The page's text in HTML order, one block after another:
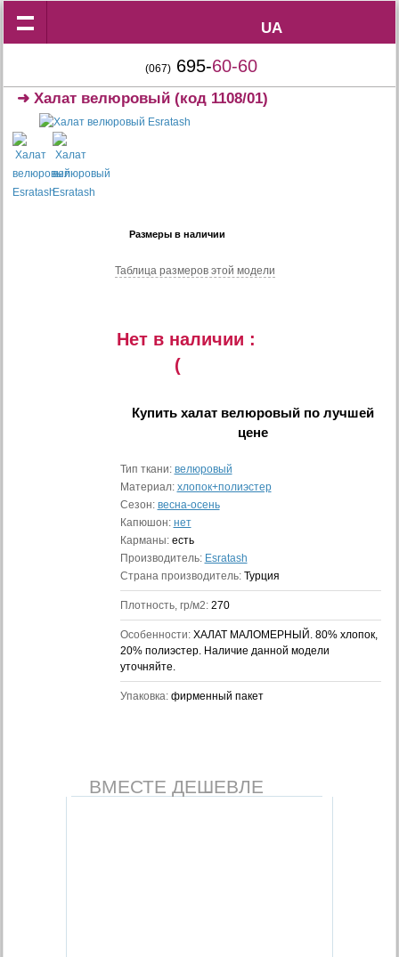
UA
UA
(067) 695-60-60
➜Халат велюровый (код 1108/01)
Размеры в наличии
Таблица размеров этой модели
Нет в наличии :
(
Купить халат велюровыйпо лучшей
цене
Тип ткани: велюровый
Материал: хлопок+полиэстер
Сезон: весна-осень
Капюшон: нет
Карманы: есть
Производитель: Esratash
Страна производитель: Турция
Плотность, гр/м2: 270
Особенности: ХАЛАТ МАЛОМЕРНЫЙ. 80% хлопок,
20% полиэстер. Наличие данной модели
уточняйте.
Упаковка: фирменный пакет
ВМЕСТЕ ДЕШЕВЛЕ